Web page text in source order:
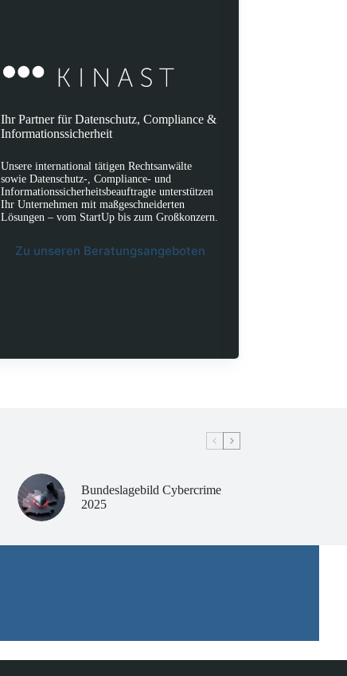
Ihr Partner für Datenschutz, Compliance &
Informationssicherheit
Unsere international tätigen Rechtsanwälte
sowie Datenschutz-, Compliance- und
Informationssicherheitsbeauftragte unterstützen
Ihr Unternehmen mit maßgeschneiderten
Lösungen – vom StartUp bis zum Großkonzern.
Zu unseren Beratungsangeboten
Bundeslagebild Cybercrime
2025